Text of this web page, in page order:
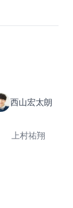
西山宏太朗
上村祐翔